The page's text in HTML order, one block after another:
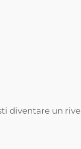
diventare un